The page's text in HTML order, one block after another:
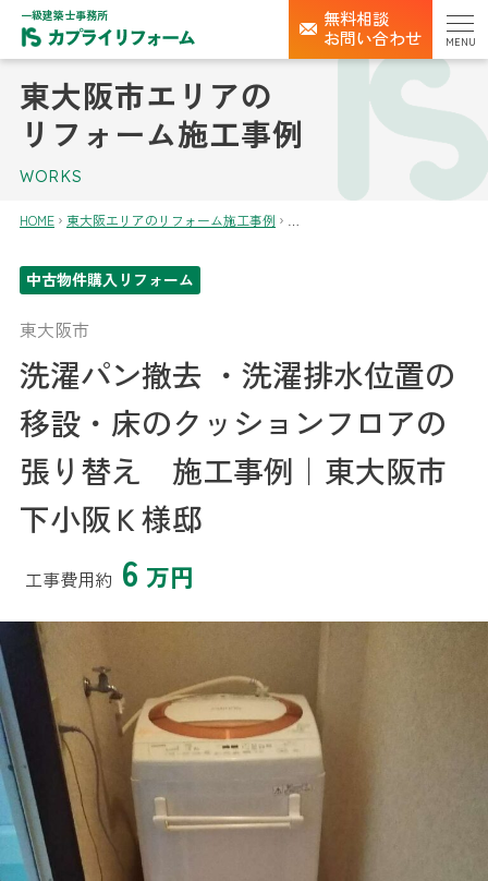
一級建築士事務所
無料相談
お問い合わせ
MENU
東大阪市エリアの
リフォーム施工事例
WORKS
HOME 東大阪エリアのリフォーム施工事例
中古物件購入リフォーム
東大阪市
洗濯パン撤去 ・洗濯排水位置の
移設・床のクッションフロアの
張り替え 施工事例｜東大阪市
下小阪Ｋ様邸
工事費用約 6 万円